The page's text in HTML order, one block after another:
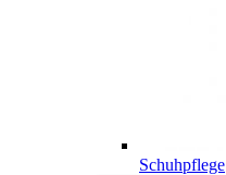
Schuhpflege